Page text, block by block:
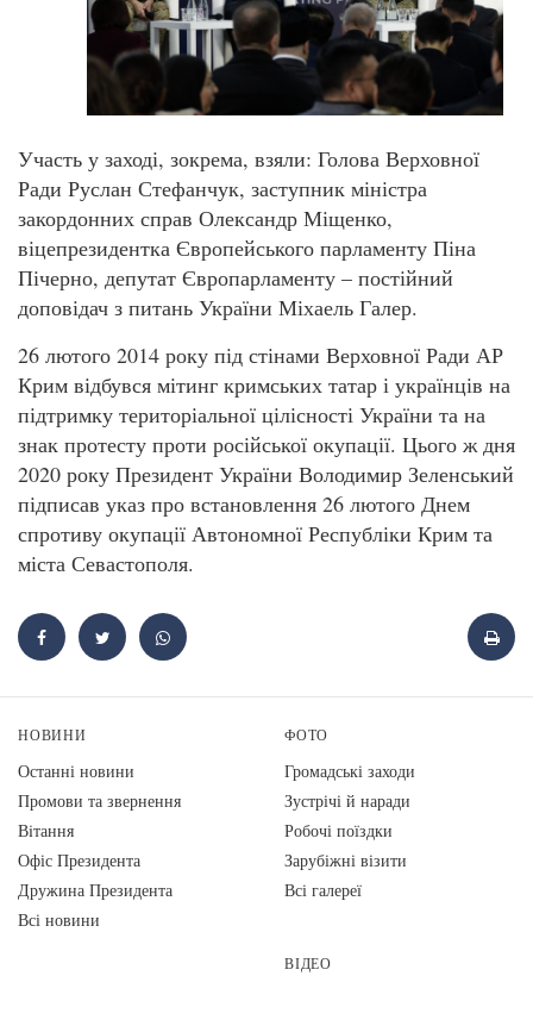
Участь у заході, зокрема, взяли: Голова Верховної
Ради Руслан Стефанчук, заступник міністра
закордонних справ Олександр Міщенко,
віцепрезидентка Європейського парламенту Піна
Пічерно, депутат Європарламенту – постійний
доповідач з питань України Міхаель Галер.
26 лютого 2014 року під стінами Верховної Ради АР
Крим відбувся мітинг кримських татар і українців на
підтримку територіальної цілісності України та на
знак протесту проти російської окупації. Цього ж дня
2020 року Президент України Володимир Зеленський
підписав указ про встановлення 26 лютого Днем
спротиву окупації Автономної Республіки Крим та
міста Севастополя.
НОВИНИ
Останні новини
Промови та звернення
Вiтання
Офіс Президента
Дружина Президента
Всі новини
ФОТО
Громадські заходи
Зустрічі й наради
Робочі поїздки
Зарубіжні візити
Всі галереї
ВІДЕО